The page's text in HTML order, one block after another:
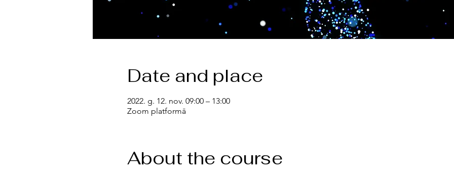
Date and place
2022. g. 12. nov. 09:00 – 13:00
Zoom platformā
About the course